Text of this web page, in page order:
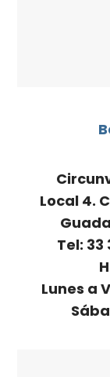
Local 4.
Tel: 33
Lunes a